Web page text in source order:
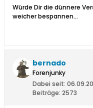
Würde Dir die dünnere
weicher bespannen...
bernado
Forenjunky
Dabei seit:
Beiträge: 2573